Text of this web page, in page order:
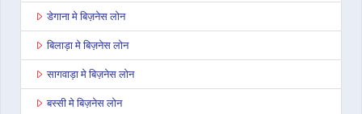
डेगाना मे बिज़नेस लोन
बिलाड़ा मे बिज़नेस लोन
सागवाड़ा मे बिज़नेस लोन
बस्सी मे बिज़नेस लोन